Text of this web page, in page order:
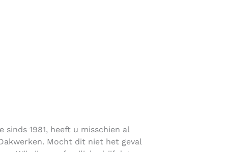
sinds 1981, heeft u misschien al
Mocht dit niet het geval